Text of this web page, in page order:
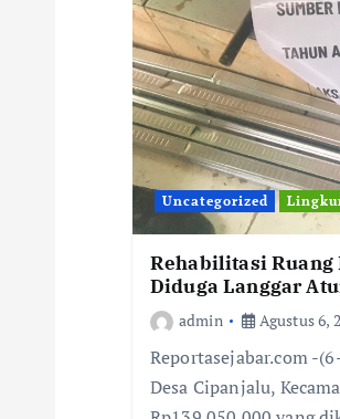
Uncategorized
Rehabilitasi Ruang
Diduga Langgar
admin Agustus 6,
Reportasejabar.com -
Desa Cipanjalu,